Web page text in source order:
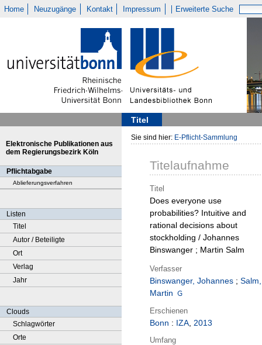
Home Neuzugänge Kontakt Impressum Erweiterte Suche
Titel
Elektronische Publikationen aus
dem Regierungsbezirk Köln
Pflichtabgabe
Ablieferungsverfahren
Listen
Titel
Autor / Beteiligte
Ort
Verlag
Jahr
Clouds
Schlagwörter
Orte
Sie sind hier: E-Pflicht-Sammlung
Titelaufnahme
Titel
Does everyone use
probabilities? Intuitive and
rational decisions about
stockholding / Johannes
Binswanger ; Martin Salm
Verfasser
Binswanger, Johannes ; Salm,
Martin
Erschienen
Bonn : IZA, 2013
Umfang